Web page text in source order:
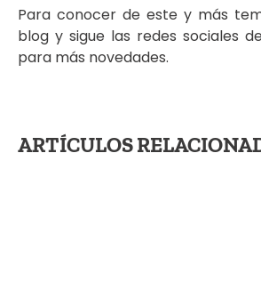
Para conocer de este y más
blog y sigue las redes sociales
para más novedades.
ARTÍCULOS